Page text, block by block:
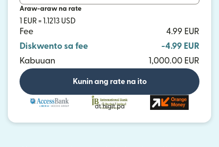
Araw-araw na rate
1 EUR = 1.1213 USD
Fee
4.99 EUR
Diskwento sa fee
-4.99 EUR
Kabuuan
1,000.00 EUR
Kunin ang rate na ito
at higit pa